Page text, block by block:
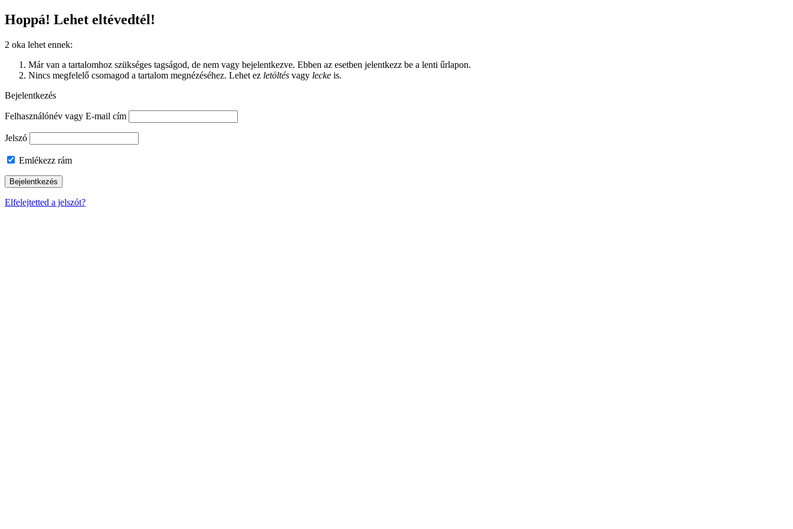
Hoppá! Lehet eltévedtél!
2 oka lehet ennek:
Már van a tartalomhoz szükséges tagságod, de nem vagy bejelentkezve. Ebben az esetben jelentkezz be a lenti űrlapon.
Nincs megfelelő csomagod a tartalom megnézéséhez. Lehet ez letöltés vagy lecke is.
Bejelentkezés
Felhasználónév vagy E-mail cím
Jelszó
Emlékezz rám
Elfelejtetted a jelszót?